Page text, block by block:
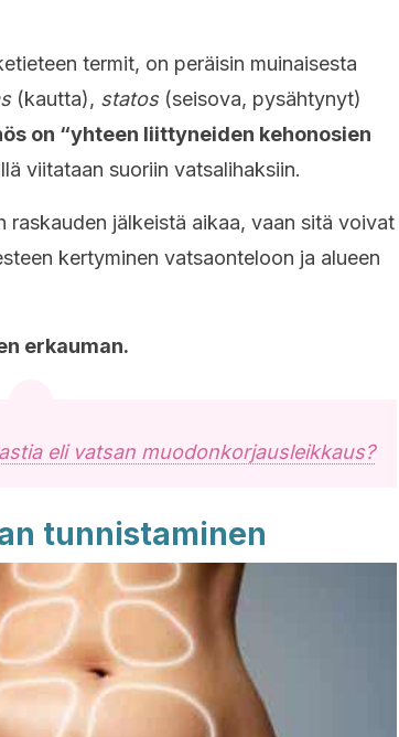
termit, on peräisin muinaisesta
(kautta), statos (seisova, pysähtynyt)
on “yhteen liittyneiden kehonosien
viitataan suoriin vatsalihaksiin.
raskauden jälkeistä aikaa, vaan sitä voivat
kertyminen vatsaonteloon ja alueen
erkauman.
eli vatsan muodonkorjausleikkaus?
tunnistaminen